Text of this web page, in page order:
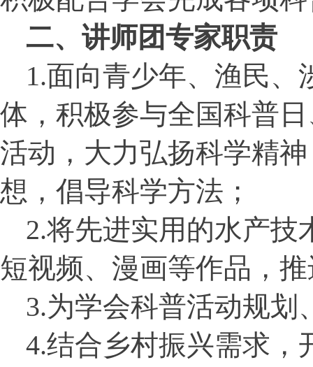
二、讲师团专家职责
1.面向青少年、渔民、
体，积极参与全国科普
活动，大力弘扬科学精
想，倡导科学方法；
2.将先进实用的水产技
短视频、漫画等作品，
3.为学会科普活动规划
4.结合乡村振兴需求，